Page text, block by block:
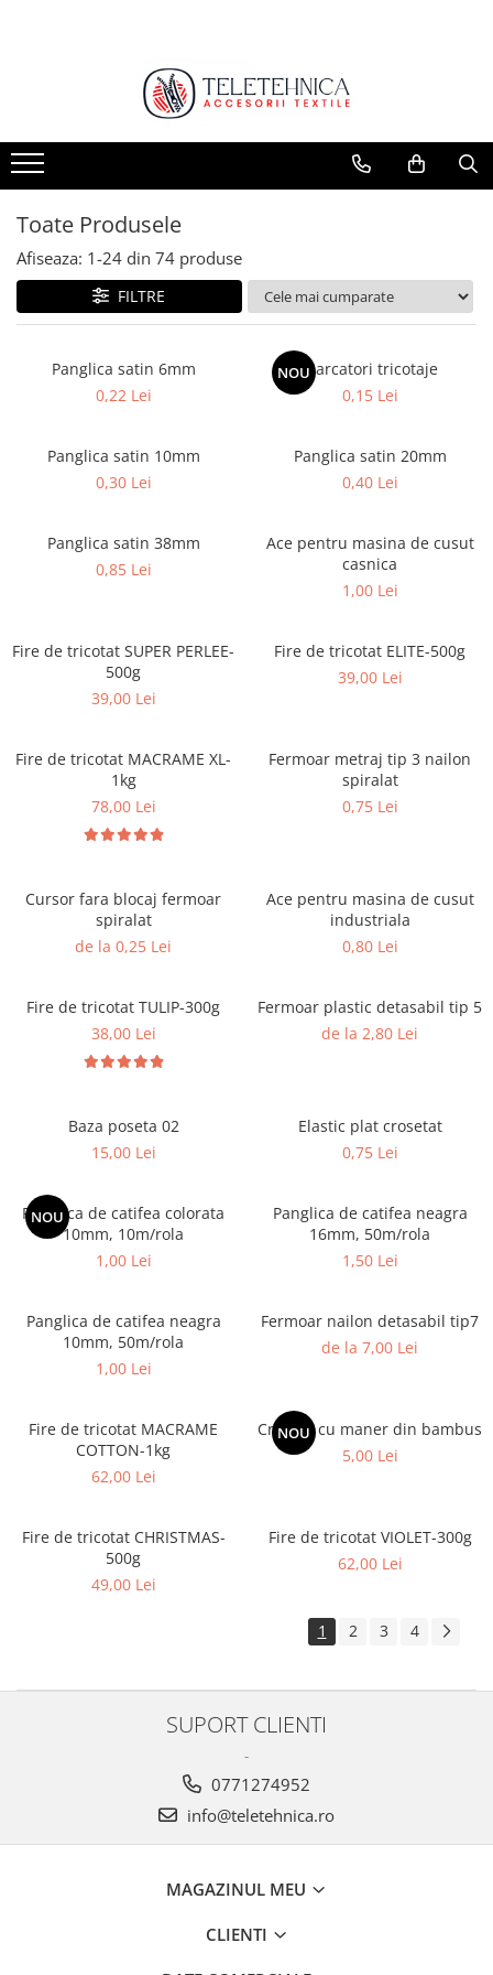
Ace cusut manual
Ace masina cusut
Ace tricotat/crosetat
Fermoare nailon
Fermoare plastic
Cursori
Toate Produsele
Afiseaza: 1-24 din 74 produse
FILTRE
Panglica satin 6mm
0,22 Lei
NOUMarcatori tricotaje
0,15 Lei
Panglica satin 10mm
0,30 Lei
Panglica satin 20mm
0,40 Lei
Panglica satin 38mm
0,85 Lei
Ace pentru masina de cusut
casnica
1,00 Lei
Fire de tricotat SUPER PERLEE-
500g
39,00 Lei
Fire de tricotat ELITE-500g
39,00 Lei
Fire de tricotat MACRAME XL-
1kg
78,00 Lei
Fermoar metraj tip 3 nailon
spiralat
0,75 Lei
Cursor fara blocaj fermoar
spiralat
de la 0,25 Lei
Ace pentru masina de cusut
industriala
0,80 Lei
Fire de tricotat TULIP-300g
38,00 Lei
Fermoar plastic detasabil tip 5
de la 2,80 Lei
Baza poseta 02
15,00 Lei
Elastic plat crosetat
0,75 Lei
NOU
Panglica de catifea colorata
10mm, 10m/rola
1,00 Lei
Panglica de catifea neagra
16mm, 50m/rola
1,50 Lei
Panglica de catifea neagra
10mm, 50m/rola
1,00 Lei
Fermoar nailon detasabil tip7
de la 7,00 Lei
Fire de tricotat MACRAME
COTTON-1kg
62,00 Lei
NOU
Crosete cu maner din bambus
5,00 Lei
Fire de tricotat CHRISTMAS-
500g
49,00 Lei
Fire de tricotat VIOLET-300g
62,00 Lei
1 2 3 4
SUPORT CLIENTI
-
0771274952
info@teletehnica.ro
MAGAZINUL MEU
CLIENTI